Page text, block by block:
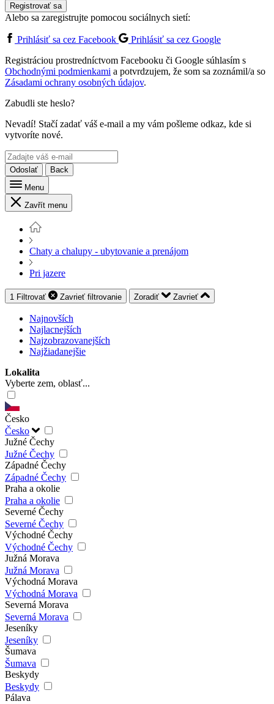
Registrovať sa
Alebo sa zaregistrujte pomocou sociálnych sietí:
Prihlásiť sa cez Facebook
Prihlásiť sa cez Google
Registráciou prostredníctvom Facebooku či Google súhlasím s
Obchodnými podmienkami a potvrdzujem, že som sa zoznámil/a so
Zásadami ochrany osobných údajov.
Zabudli ste heslo?
Nevadí! Stačí zadať váš e-mail a my vám pošleme odkaz, kde si
vytvoríte nové.
Odoslať
Back
Menu
Zavřít menu
Chaty a chalupy - ubytovanie a prenájom
Pri jazere
1 Filtrovať Zavrieť filtrovanie Zoradiť Zavrieť
Najnovších
Najlacnejších
Najzobrazovanejších
Najžiadanejšie
Lokalita
Vyberte zem, oblasť...
Česko
Česko
Južné Čechy
Južné Čechy
Západné Čechy
Západné Čechy
Praha a okolie
Praha a okolie
Severné Čechy
Severné Čechy
Východné Čechy
Východné Čechy
Južná Morava
Južná Morava
Východná Morava
Východná Morava
Severná Morava
Severná Morava
Jeseníky
Jeseníky
Šumava
Šumava
Beskydy
Beskydy
Pálava